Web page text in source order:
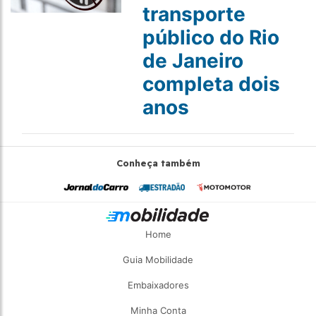
transporte
público do Rio
de Janeiro
completa dois
anos
Conheça também
Home
Guia Mobilidade
Embaixadores
Minha Conta